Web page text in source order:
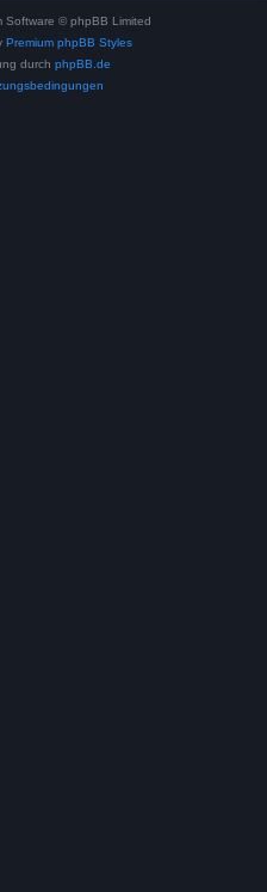
Software © phpBB Limited
Premium phpBB Styles
durch phpBB.de